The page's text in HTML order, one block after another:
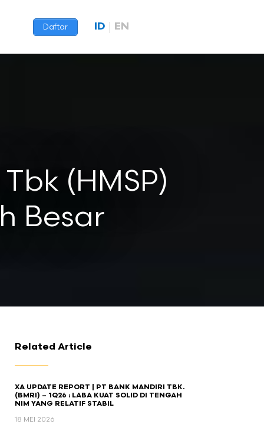
Daftar ID EN
(HMSP)
Besar
Related Article
XA UPDATE REPORT | PT BANK MANDIRI TBK.
(BMRI) – 1Q26 : LABA KUAT SOLID DI TENGAH
NIM YANG RELATIF STABIL
18 MEI 2026